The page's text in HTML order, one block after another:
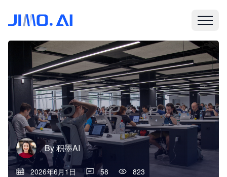
By积墨AI
2026年6月1日 58 823